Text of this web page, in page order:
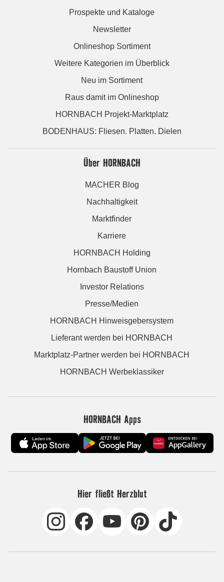
Prospekte und Kataloge
Newsletter
Onlineshop Sortiment
Weitere Kategorien im Überblick
Neu im Sortiment
Raus damit im Onlineshop
HORNBACH Projekt-Marktplatz
BODENHAUS: Fliesen. Platten. Dielen
Über HORNBACH
MACHER Blog
Nachhaltigkeit
Marktfinder
Karriere
HORNBACH Holding
Hornbach Baustoff Union
Investor Relations
Presse/Medien
HORNBACH Hinweisgebersystem
Lieferant werden bei HORNBACH
Marktplatz-Partner werden bei HORNBACH
HORNBACH Werbeklassiker
HORNBACH Apps
Hier fließt Herzblut